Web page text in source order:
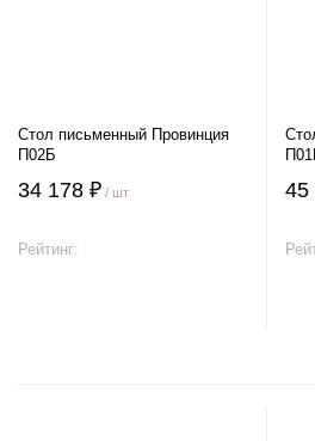
Стол письменный Провинция
П02Б
34 178 ₽ / шт
Рейтинг:
45